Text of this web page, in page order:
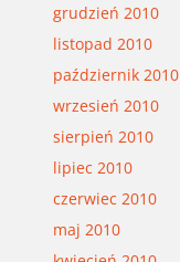
grudzień 2010
listopad 2010
październik 2010
wrzesień 2010
sierpień 2010
lipiec 2010
czerwiec 2010
maj 2010